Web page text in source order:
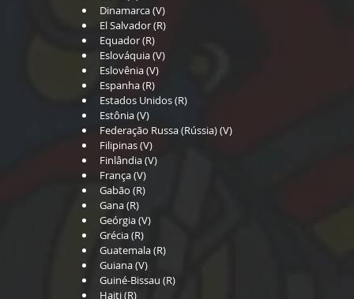
Dinamarca (V)
El Salvador (R)
Equador (R)
Eslováquia (V)
Eslovênia (V)
Espanha (R)
Estados Unidos (R)
Estônia (V)
Federação Russa (Rússia) (V)
Filipinas (V)
Finlândia (V)
França (V)
Gabão (R)
Gana (R)
Geórgia (V)
Grécia (R)
Guatemala (R)
Guiana (V)
Guiné-Bissau (R)
Haiti (R)